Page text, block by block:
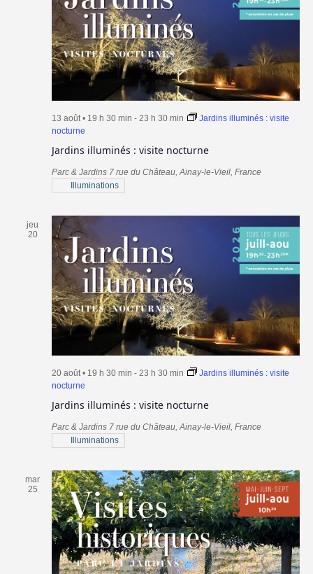
Jardins illuminés : visite nocturne
13 août • 19 h 30 min - 23 h 30 min
Jardins illuminés : visite
nocturne
Parc & Jardins 7 rue du Château, Ainay-le-Vieil, France
Illuminations
jeu
20
Jardins illuminés : visite nocturne
20 août • 19 h 30 min - 23 h 30 min
Jardins illuminés : visite
nocturne
Parc & Jardins 7 rue du Château, Ainay-le-Vieil, France
Illuminations
mar
25